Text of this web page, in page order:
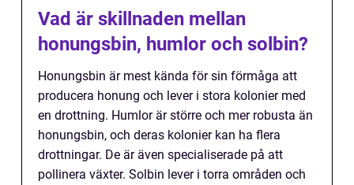
Vad är skillnaden mellan
honungsbin, humlor och solbin?
Honungsbin är mest kända för sin förmåga att
producera honung och lever i stora kolonier med
en drottning. Humlor är större och mer robusta än
honungsbin, och deras kolonier kan ha flera
drottningar. De är även specialiserade på att
pollinera växter. Solbin lever i torra områden och